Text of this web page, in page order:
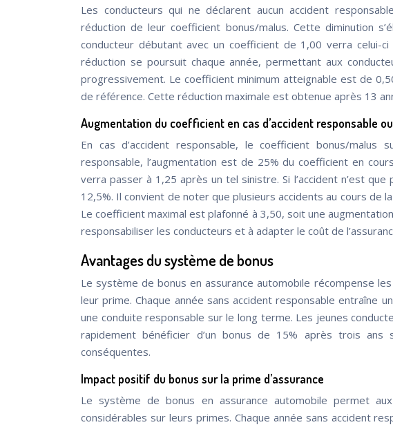
Les conducteurs qui ne déclarent aucun accident
réduction de leur coefficient bonus/malus. Cette diminution
conducteur débutant avec un coefficient de 1,00 verra celui-
réduction se poursuit chaque année, permettant aux
progressivement. Le coefficient minimum atteignable est de
de référence. Cette réduction maximale est obtenue après 13
Augmentation du coefficient en cas d’accident responsable
En cas d’accident responsable, le coefficient bonus/malus
responsable, l’augmentation est de 25% du coefficient en
verra passer à 1,25 après un tel sinistre. Si l’accident n’est
12,5%. Il convient de noter que plusieurs accidents au cours de
Le coefficient maximal est plafonné à 3,50, soit une
responsabiliser les conducteurs et à adapter le coût de
Avantages du système de bonus
Le système de bonus en assurance automobile récompense
leur prime. Chaque année sans accident responsable entraîne
une conduite responsable sur le long terme. Les jeunes
rapidement bénéficier d’un bonus de 15% après trois
conséquentes.
Impact positif du bonus sur la prime d’assurance
Le système de bonus en assurance automobile permet
considérables sur leurs primes. Chaque année sans accident